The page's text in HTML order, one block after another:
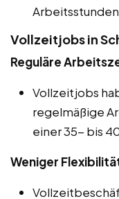
Vollzeitjobs in
Reguläre
Vollzeitjobs
regelmäßige
einer 35- bis
Weniger